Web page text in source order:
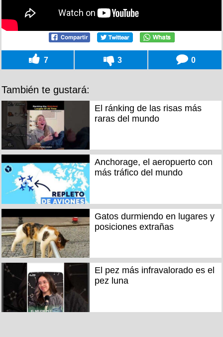
7 3 0
También te gustará:
El ránking de las risas más
raras del mundo
Anchorage, el aeropuerto con
más tráfico del mundo
Gatos durmiendo en lugares y
posiciones extrañas
El pez más infravalorado es el
pez luna